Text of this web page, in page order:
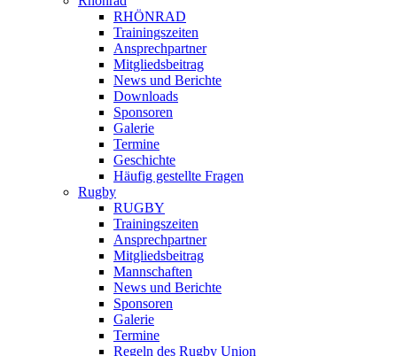
RHÖNRAD
Trainingszeiten
Ansprechpartner
Mitgliedsbeitrag
News und Berichte
Downloads
Sponsoren
Galerie
Termine
Geschichte
Häufig gestellte Fragen
Rugby
RUGBY
Trainingszeiten
Ansprechpartner
Mitgliedsbeitrag
Mannschaften
News und Berichte
Sponsoren
Galerie
Termine
Regeln des Rugby Union